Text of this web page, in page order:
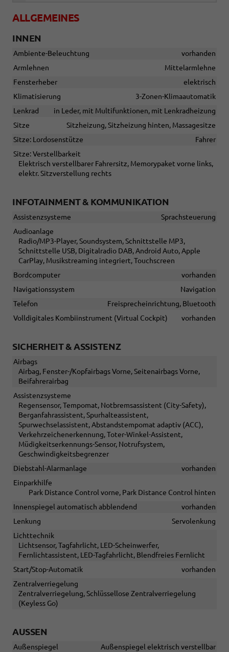
ALLGEMEINES
INNEN
Ambiente-Beleuchtung
vorhanden
Armlehnen
Mittelarmlehne
Fensterheber
elektrisch
Klimatisierung
3-Zonen-Klimaautomatik
Lenkrad
in Leder, mit Multifunktionen, mit Lenkradheizung
Sitze
Sitzheizung, Sitzheizung hinten, Massagesitze
Sitze: Lordosenstütze
Fahrer
Sitze: Verstellbarkeit
Elektrisch verstellbarer Fahrersitz, Memorypaket vorne links,
elektr. Sitzverstellung rechts
INFOTAINMENT & KOMMUNIKATION
Assistenzsysteme
Sprachsteuerung
Audioanlage
Radio/MP3-Player, Soundsystem, Schnittstelle MP3,
Schnittstelle USB, Digitalradio DAB, Android Auto, Apple
CarPlay, Musikstreaming integriert, Touchscreen
Bordcomputer
vorhanden
Navigationssystem
Navigation
Telefon
Freisprecheinrichtung, Bluetooth
Volldigitales Kombiinstrument (Virtual Cockpit)
vorhanden
SICHERHEIT & ASSISTENZ
Airbags
Airbag, Fenster-/Kopfairbags Vorne, Seitenairbags Vorne,
Beifahrerairbag
Assistenzsysteme
Regensensor, Tempomat, Notbremsassistent (City-Safety),
Berganfahrassistent, Spurhalteassistent,
Spurwechselassistent, Abstandstempomat adaptiv (ACC),
Verkehrzeichenerkennung, Toter-Winkel-Assistent,
Müdigkeitserkennungs-Sensor, Notrufsystem,
Geschwindigkeitsbegrenzer
Diebstahl-Alarmanlage
vorhanden
Einparkhilfe
Park Distance Control vorne, Park Distance Control hinten
Innenspiegel automatisch abblendend
vorhanden
Lenkung
Servolenkung
Lichttechnik
Lichtsensor, Tagfahrlicht, LED-Scheinwerfer,
Fernlichtassistent, LED-Tagfahrlicht, Blendfreies Fernlicht
Start/Stop-Automatik
vorhanden
Zentralverriegelung
Zentralverriegelung, Schlüssellose Zentralverriegelung
(Keyless Go)
AUSSEN
Außenspiegel
Außenspiegel elektrisch verstellbar